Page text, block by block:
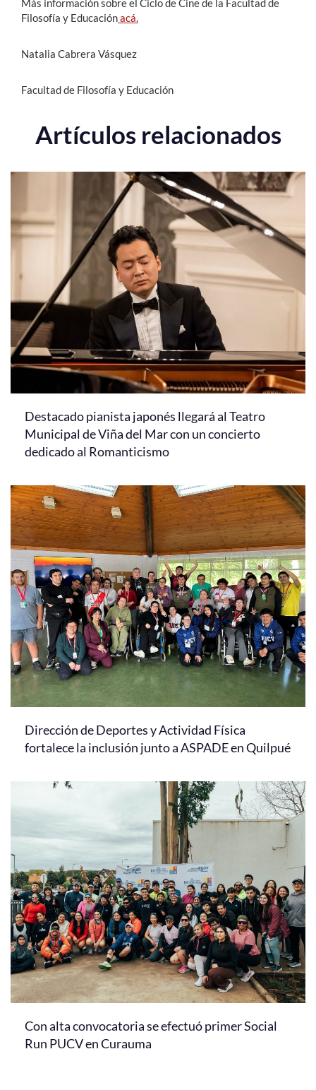
Filosofía y Educaciónacá.
Natalia Cabrera Vásquez
Facultad de Filosofía y Educación
Artículos relacionados
Destacado pianista japonés llegará al Teatro
Municipal de Viña del Mar con un concierto
dedicado al Romanticismo
Dirección de Deportes y Actividad Física
fortalece la inclusión junto a ASPADE en Quilpué
Con alta convocatoria se efectuó primer Social
Run PUCV en Curauma